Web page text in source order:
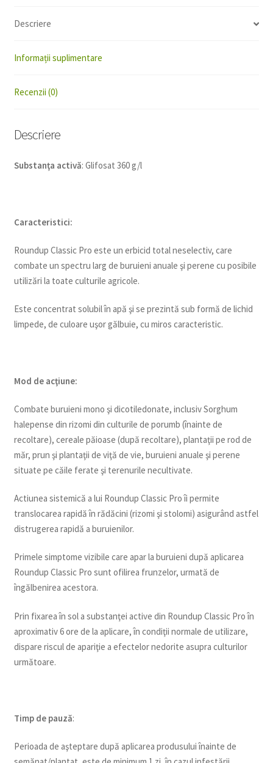
Descriere
Informații suplimentare
Recenzii (0)
Descriere
Substanţa activă: Glifosat 360 g/l
Caracteristici:
Roundup Classic Pro este un erbicid total neselectiv, care
combate un spectru larg de buruieni anuale şi perene cu posibile
utilizări la toate culturile agricole.
Este concentrat solubil în apă şi se prezintă sub formă de lichid
limpede, de culoare uşor gălbuie, cu miros caracteristic.
Mod de acţiune:
Combate buruieni mono şi dicotiledonate, inclusiv Sorghum
halepense din rizomi din culturile de porumb (înainte de
recoltare), cereale păioase (după recoltare), plantaţii pe rod de
măr, prun şi plantaţii de viţă de vie, buruieni anuale şi perene
situate pe căile ferate şi terenurile necultivate.
Actiunea sistemică a lui Roundup Classic Pro îi permite
translocarea rapidă în rădăcini (rizomi şi stolomi) asigurând astfel
distrugerea rapidă a buruienilor.
Primele simptome vizibile care apar la buruieni după aplicarea
Roundup Classic Pro sunt ofilirea frunzelor, urmată de
îngălbenirea acestora.
Prin fixarea în sol a substanţei active din Roundup Classic Pro în
aproximativ 6 ore de la aplicare, în condiţii normale de utilizare,
dispare riscul de apariţie a efectelor nedorite asupra culturilor
următoare.
Timp de pauză:
Perioada de aşteptare după aplicarea produsului înainte de